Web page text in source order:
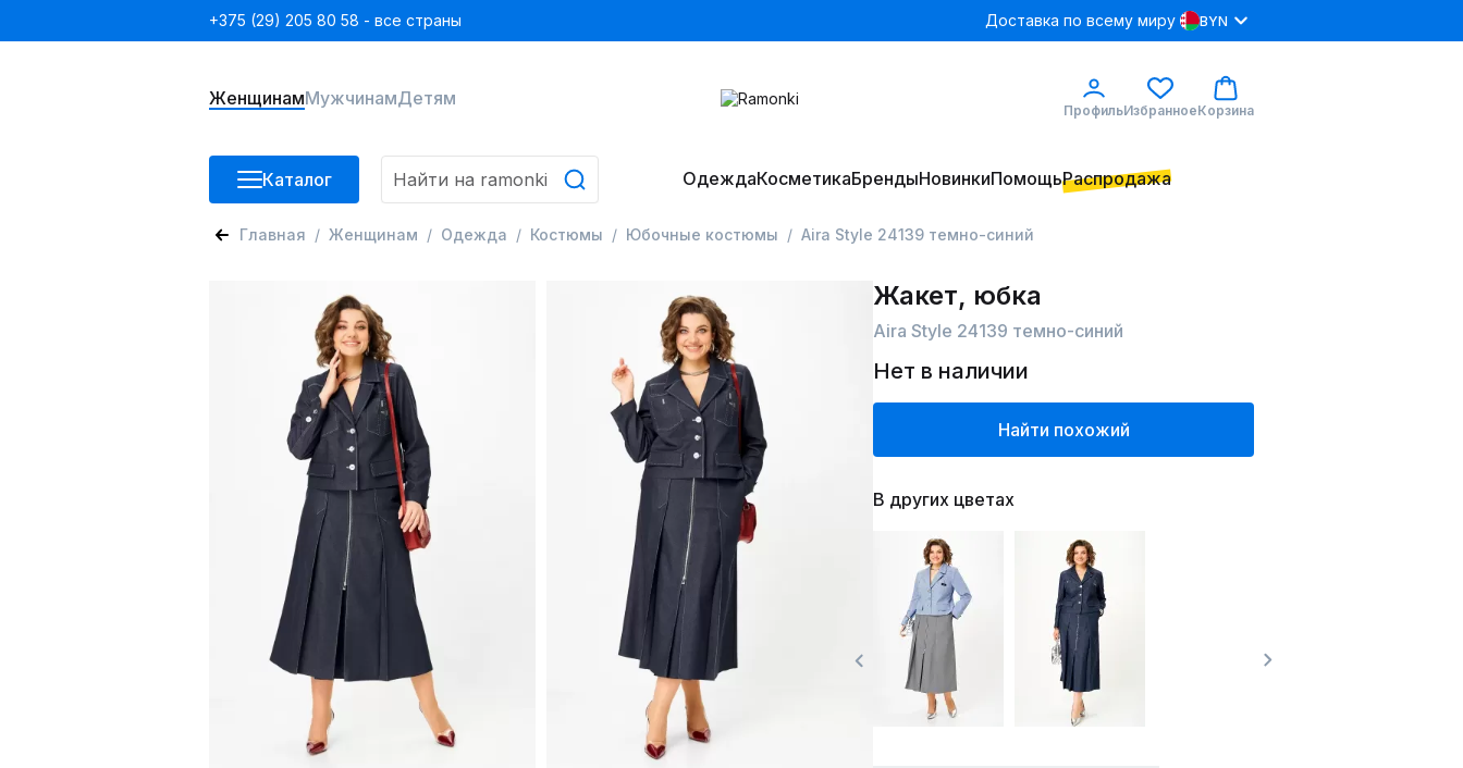
+375 (29) 205 80 58 - все страны Доставка по всему миру BYN
ЖенщинамМужчинамДетям
ПрофильИзбранноеКорзина
Каталог ОдеждаКосметикаБрендыНовинкиПомощьРаспродажа
Главная Женщинам Одежда Костюмы Юбочные костюмы Aira Style 24139 темно-синий
Жакет, юбка
Aira Style 24139 темно-синий
Нет в наличии
Найти похожий
В других цветах